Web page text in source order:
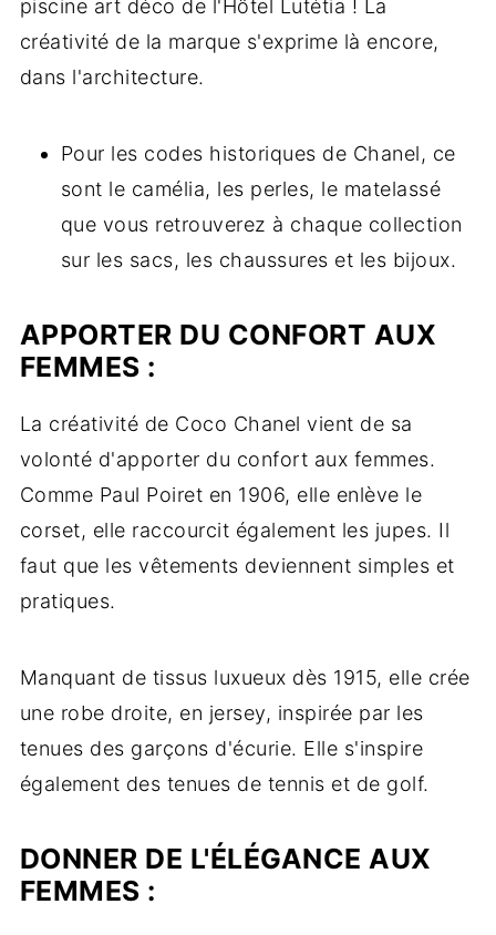
piscine art déco de l'Hôtel Lutétia ! La
créativité de la marque s'exprime là encore,
dans l'architecture.
Pour les codes historiques de Chanel, ce
sont le camélia, les perles, le matelassé
que vous retrouverez à chaque collection
sur les sacs, les chaussures et les bijoux.
APPORTER DU CONFORT AUX
FEMMES :
La créativité de Coco Chanel vient de sa
volonté d'apporter du confort aux femmes.
Comme Paul Poiret en 1906, elle enlève le
corset, elle raccourcit également les jupes. Il
faut que les vêtements deviennent simples et
pratiques.
Manquant de tissus luxueux dès 1915, elle crée
une robe droite, en jersey, inspirée par les
tenues des garçons d'écurie. Elle s'inspire
également des tenues de tennis et de golf.
DONNER DE L'ÉLÉGANCE AUX
FEMMES :